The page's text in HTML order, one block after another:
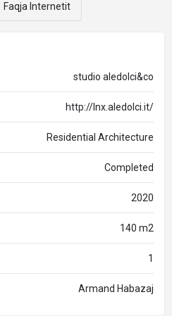
Faqja Internetit
studio aledolci&co
http://lnx.aledolci.it/
Residential Architecture
Completed
2020
140 m2
1
Armand Habazaj